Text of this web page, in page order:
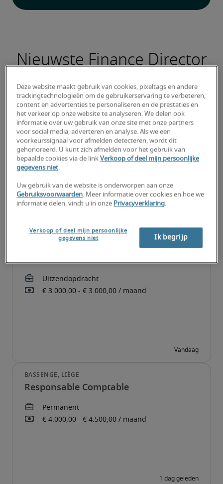
Nieuwste Finance Director
vacatures
Accountant Officer / AP Accountant
Responsable Comptable
Deze website maakt gebruik van cookies, pixeltags en andere
trackingtechnologieën om de gebruikerservaring te verbeteren,
content en advertenties te personaliseren en de prestaties en
het verkeer op onze website te analyseren. We delen ook
informatie over uw gebruik van onze site met onze partners
voor social media, adverteren en analyse. Als we een
voorkeurssignaal voor afmelden detecteren, wordt dit
gehonoreerd. U kunt zich afmelden voor het gebruik van
bepaalde cookies via de linkVerkoop of deel mijn persoonlijke
gegevens niet.
Uw gebruik van de website is onderworpen aan onze
Gebruiksvoorwaarden. Meer informatie over cookies en hoe we
informatie delen, vindt u in onze Privacyverklaring.
Verkoop of deel mijn persoonlijke
gegevens niet
Ik begrijp